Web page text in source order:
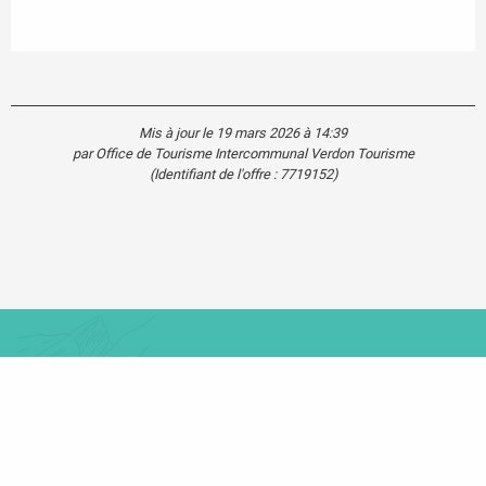
Mis à jour le 19 mars 2026 à 14:39
par Office de Tourisme Intercommunal Verdon Tourisme
(Identifiant de l'offre : 7719152)